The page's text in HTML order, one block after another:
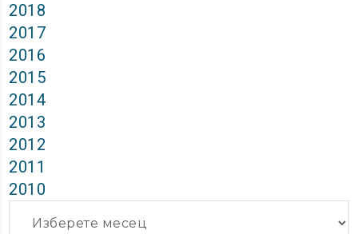
2018
2017
2016
2015
2014
2013
2012
2011
2010